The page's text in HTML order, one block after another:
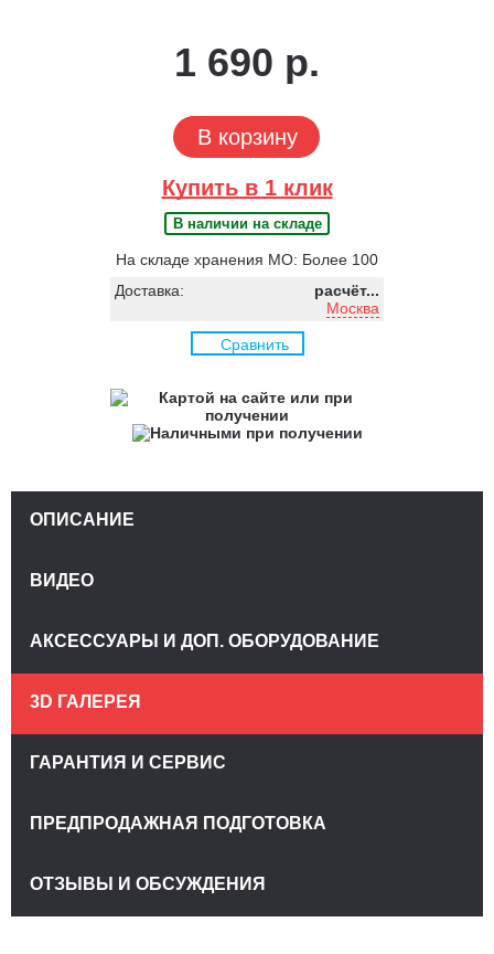
1 690 р.
В корзину
Купить в 1 клик
В наличии на складе
На складе хранения МО: Более 100
Доставка:
расчёт...
Москва
Сравнить
ОПИСАНИЕ
ВИДЕО
АКСЕССУАРЫ И ДОП. ОБОРУДОВАНИЕ
3D ГАЛЕРЕЯ
ГАРАНТИЯ И СЕРВИС
ПРЕДПРОДАЖНАЯ ПОДГОТОВКА
ОТЗЫВЫ И ОБСУЖДЕНИЯ